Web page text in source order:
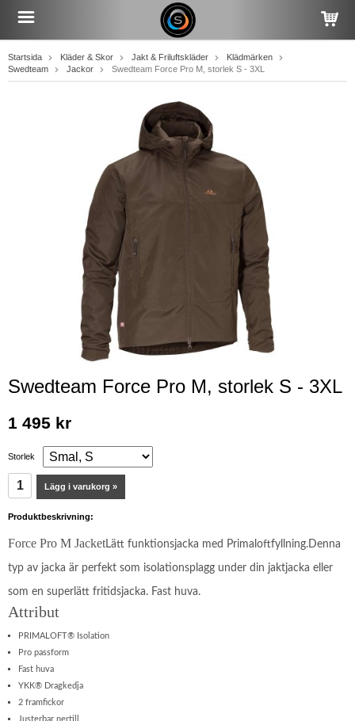
Startsida Kläder & Skor Jakt & Friluftskläder
Klädmärken
Swedteam
Jackor Swedteam Force Pro M, storlek S - 3XL
Swedteam Force Pro M, storlek S - 3XL
1 495 kr
Storlek
Lägg i varukorg »
Produktbeskrivning:
Force Pro M Jacket Lätt funktionsjacka med Primaloftfyllning.Denna
typ av jacka är perfekt som isolationsplagg under din jaktjacka eller
som en superlätt fritidsjacka. Fast huva.
Attribut
PRIMALOFT® Isolation
Pro passform
Fast huva
YKK® Dragkedja
2 framfickor
Justerbar nertill